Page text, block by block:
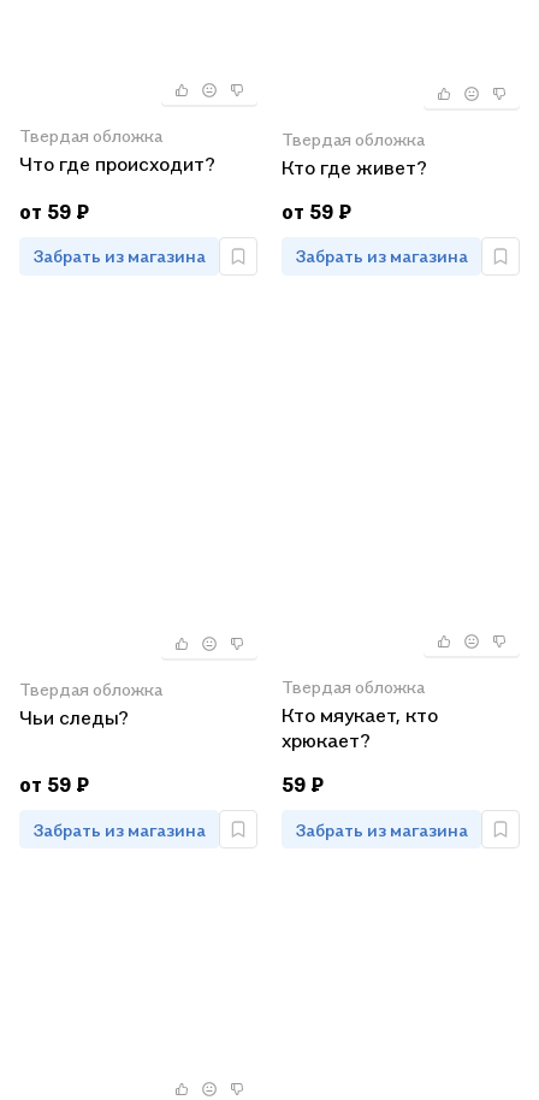
Твердая обложка
Что где происходит?
от 59 ₽
Забрать из магазина
Твердая обложка
Кто где живет?
от 59 ₽
Забрать из магазина
Твердая обложка
Чьи следы?
от 59 ₽
Забрать из магазина
Твердая обложка
Кто мяукает, кто
хрюкает?
59 ₽
Забрать из магазина